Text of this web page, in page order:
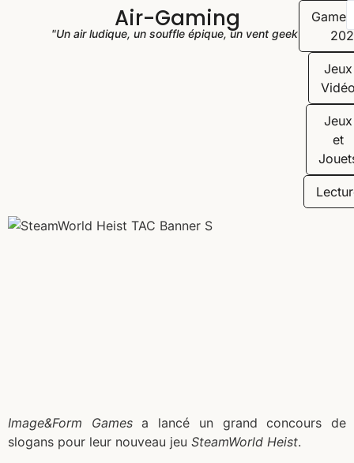
Air-Gaming
"Un air ludique, un souffle épique, un vent geek"
Jeux
Jeux
et
Image&Form Gamesa lancé un grand concours de
slogans pour leur nouveau jeu SteamWorld Heist.